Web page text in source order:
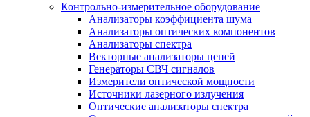
Контрольно-измерительное оборудование
Анализаторы коэффициента шума
Анализаторы оптических компонентов
Анализаторы спектра
Векторные анализаторы цепей
Генераторы СВЧ сигналов
Измерители оптической мощности
Источники лазерного излучения
Оптические анализаторы спектра